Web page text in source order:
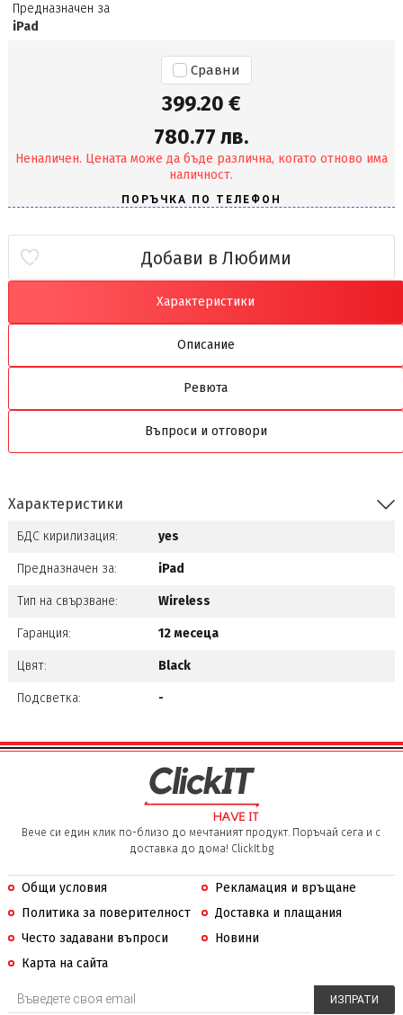
Предназначен за
iPad
Сравни
399.20 €
780.77 лв.
Неналичен. Цената може да бъде различна, когато отново има
наличност.
Добави в Любими
Характеристики
Описание
Ревюта
Въпроси и отговори
Характеристики
БДС кирилизация: yes
Предназначен за: iPad
Тип на свързване: Wireless
Гаранция: 12 месеца
Цвят: Black
Подсветка: -
Вече си един клик по-близо до мечтаният продукт. Поръчай сега и с
доставка до дома! ClickIt.bg
Общи условия
Рекламация и връщане
Политика за поверителност
Доставка и плащания
Често задавани въпроси
Новини
Карта на сайта